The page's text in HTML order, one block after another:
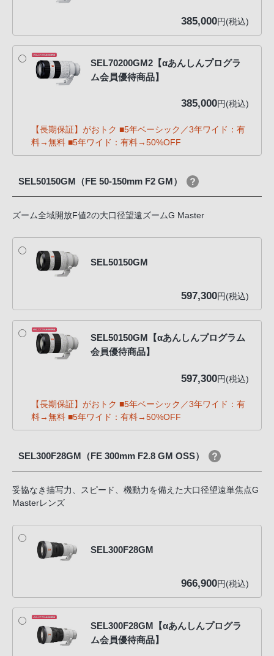
385,000円(税込)
SEL70200GM2【αあんしんプログラ
ム会員優待商品】
385,000円(税込)
【長期保証】がおトク ■5年ベーシック／3年ワイド：有
料→無料 ■5年ワイド：有料→50%OFF
SEL50150GM（FE 50-150mm F2 GM）
ズーム全域開放F値2の大口径望遠ズームG Master
SEL50150GM
597,300円(税込)
SEL50150GM【αあんしんプログラム
会員優待商品】
597,300円(税込)
【長期保証】がおトク ■5年ベーシック／3年ワイド：有
料→無料 ■5年ワイド：有料→50%OFF
SEL300F28GM（FE 300mm F2.8 GM OSS）
妥協なき描写力、スピード、機動力を備えた大口径望遠単焦点G
Masterレンズ
SEL300F28GM
966,900円(税込)
SEL300F28GM【αあんしんプログラ
ム会員優待商品】